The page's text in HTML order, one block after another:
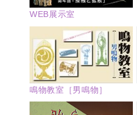
WEB展示室
鳴物教室［男鳴物］